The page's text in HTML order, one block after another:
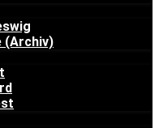
(Archiv)